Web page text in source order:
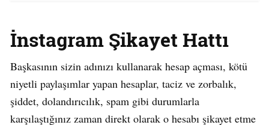
İnstagram Şikayet Hattı
Başkasının sizin adınızı kullanarak hesap açması, kötü
niyetli paylaşımlar yapan hesaplar, taciz ve zorbalık,
şiddet, dolandırıcılık, spam gibi durumlarla
karşılaştığınız zaman direkt olarak o hesabı şikayet etme